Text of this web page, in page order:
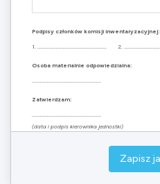
Podpisy członków komisji inwentaryzacyjnej:
1. …………………………………………………… 2.
Osoba materialnie odpowiedzialna:
Zatwierdzam:
(data i podpis kierownika jednostki)
Spis zakończono dnia: ………………………. Arkusz nr:
Zapisz